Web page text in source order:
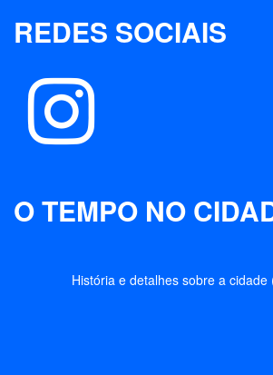
REDES SOCIAIS
O TEMPO NO
História e detalhes sobre a cidade